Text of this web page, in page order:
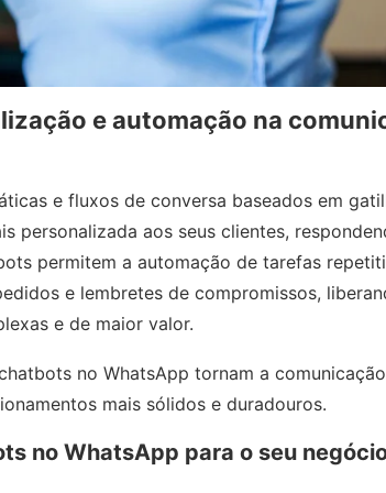
e automação na
e fluxos de conversa baseados em
personalizada aos seus clientes,
permitem a automação de tarefas
e lembretes de compromissos,
e de maior valor.
no WhatsApp tornam a
mais sólidos e duradouros.
no WhatsApp para o seu